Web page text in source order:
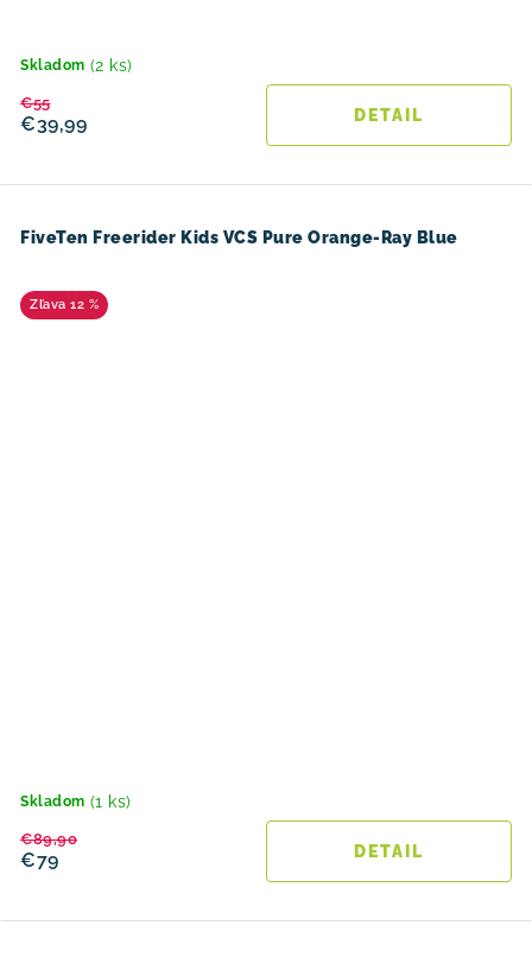
Skladom (2 ks)
€39,99
€55
DETAIL
FiveTen Freerider Kids VCS Pure Orange-Ray Blue
12 %
Skladom (1 ks)
€79
€89,90
DETAIL